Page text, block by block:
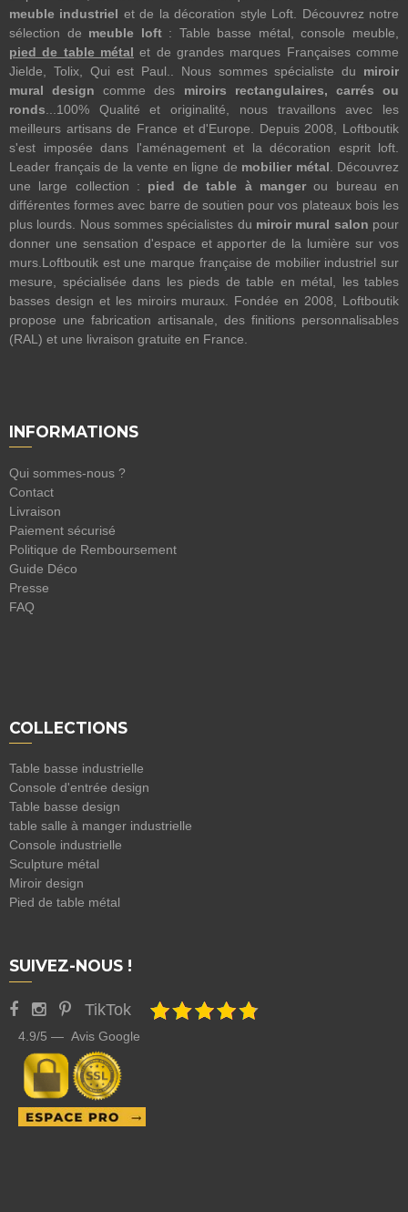
meuble industriel et de la décoration style Loft. Découvrez notre
sélection de meuble loft: Table basse métal, console meuble,
pied de table métal et de grandes marques Françaises comme
Jielde, Tolix, Qui est Paul.. Nous sommes spécialiste du miroir
mural design comme des miroirs rectangulaires, carrés ou
ronds...100% Qualité et originalité, nous travaillons avec les
meilleurs artisans de France et d'Europe. Depuis 2008, Loftboutik
s'est imposée dans l'aménagement et la décoration esprit loft.
Leader français de la vente en ligne de mobilier métal. Découvrez
une large collection : pied de table à mangerou bureau en
différentes formes avec barre de soutien pour vos plateaux bois les
plus lourds. Nous sommes spécialistes du miroir mural salon pour
donner une sensation d'espace et apporter de la lumière sur vos
murs.Loftboutik est une marque française de mobilier industriel sur
mesure, spécialisée dans les pieds de table en métal, les tables
basses design et les miroirs muraux. Fondée en 2008, Loftboutik
propose une fabrication artisanale, des finitions personnalisables
(RAL) et une livraison gratuite en France.
INFORMATIONS
Qui sommes-nous ?
Contact
Livraison
Paiement sécurisé
Politique de Remboursement
Guide Déco
Presse
FAQ
COLLECTIONS
Table basse industrielle
Console d'entrée design
Table basse design
table salle à manger industrielle
Console industrielle
Sculpture métal
Miroir design
Pied de table métal
SUIVEZ-NOUS !
TikTok
4.9/5 — Avis Google